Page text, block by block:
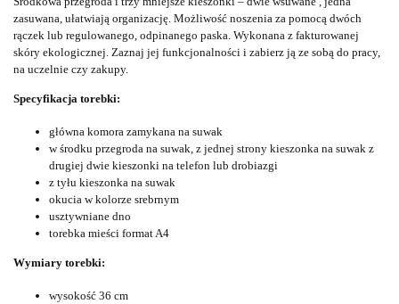
zasuwana, ułatwiają organizację. Możliwość noszenia za pomocą dwóch
rączek lub regulowanego, odpinanego paska. Wykonana z fakturowanej
skóry ekologicznej. Zaznaj jej funkcjonalności i zabierz ją ze sobą do pracy,
na uczelnie czy zakupy.
Specyfikacja torebki:
główna komora zamykana na suwak
w środku przegroda na suwak, z jednej strony kieszonka na suwak z
drugiej dwie kieszonki na telefon lub drobiazgi
z tyłu kieszonka na suwak
okucia w kolorze srebrnym
usztywniane dno
torebka mieści format A4
Wymiary torebki:
wysokość 36 cm